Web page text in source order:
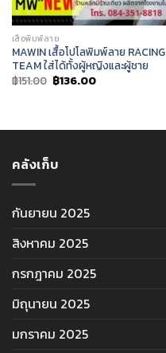
เสื้อพิมพ์ลาย
MAWIN เสื้อโปโลพิมพ์ลาย RACING
TEAM ใส่ได้ทั้งผู้หญิงและผู้ชาย
฿151.00 Original
price
฿136.00Current
คลังเก็บ
กันยายน 2025
สิงหาคม 2025
กรกฎาคม 2025
มิถุนายน 2025
มกราคม 2025